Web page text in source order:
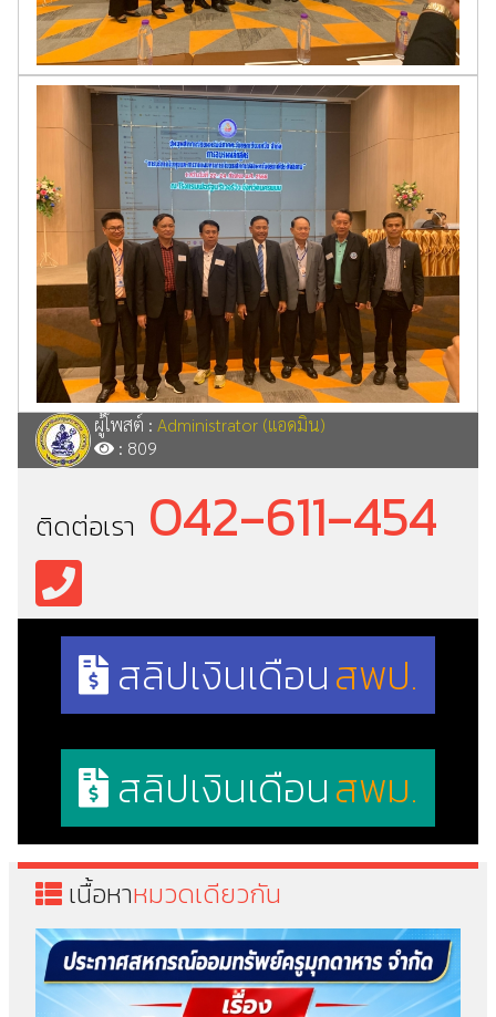
ผู้โพสต์ : Administrator (แอดมิน)
: 809
ติดต่อเรา 042-611-454
สลิปเงินเดือนสพป.
สลิปเงินเดือนสพม.
เนื้อหาหมวดเดียวกัน